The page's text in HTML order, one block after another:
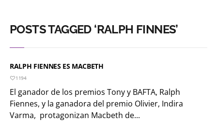
POSTS TAGGED ‘RALPH FINNES’
RALPH FIENNES ES MACBETH
1194
El ganador de los premios Tony y BAFTA, Ralph
Fiennes, y la ganadora del premio Olivier, Indira
Varma, protagonizan Macbeth de...